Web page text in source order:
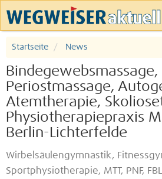
Startseite News
Bindegewebsmassage,
Periostmassage,
Atemtherapie,
Physiotherapiepraxis
Berlin-Lichterfelde
Wirbelsäulengymnastik,
Sportphysiotherapie, MTT, PNF,